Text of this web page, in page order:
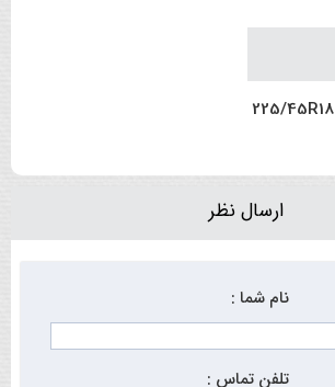
لاستیک هدوی 225/45R18
ارسال نظر
نام شما :
تلفن تماس :